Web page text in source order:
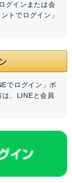
グインまたは会
トでログイン」
でログイン」ボ
、 LINEと会員